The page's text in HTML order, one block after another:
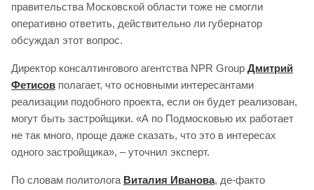
правительства Московской области тоже не смогли
оперативно ответить, действительно ли губернатор
обсуждал этот вопрос.
Директор консалтингового агентства NPR Group Дмитрий
Фетисов полагает, что основными интересантами
реализации подобного проекта, если он будет реализован,
могут быть застройщики. «А по Подмосковью их работает
не так много, проще даже сказать, что это в интересах
одного застройщика», – уточнил эксперт.
По словам политолога Виталия Иванова, де-факто